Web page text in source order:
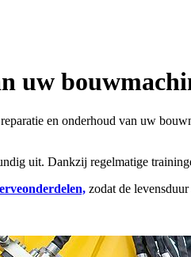
uw
en onderhoud van uw
uit. Dankzij regelmatige
zodat de